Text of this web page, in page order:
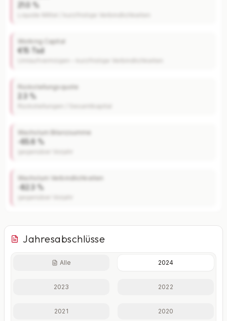
21.0 %
Working Capital
€15 Tsd
Rückstellungsquote
2.3 %
Wachstum Bilanzsumme
-65.6 %
Wachstum Verbindlichkeiten
-82.3 %
Jahresabschlüsse
Alle 2024
2023 2022
2021 2020